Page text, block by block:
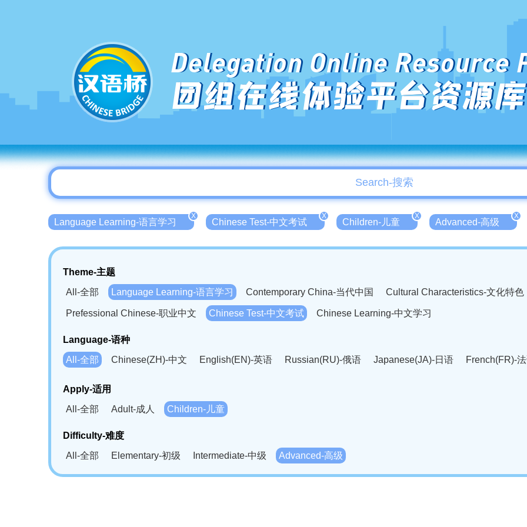
Delegation Online Resource
团组在线体验平台资源库
Language Learning-语言学习
X
Chinese Test-中文考试
X
Children-儿童
X
Advanced-高级
X
Theme-主题
All-全部
Language Learning-语言学习 Contemporary China-当代中国 Cultural Characteristics-文化特色
Prefessional Chinese-职业中文 Chinese Test-中文考试 Chinese Learning-中文学习
Language-语种
All-全部
Chinese(ZH)-中文 English(EN)-英语 Russian(RU)-俄语 Japanese(JA)-日语
French(FR)-
Bahasa Melayu(MS)-马来语
Swahili(SW)-斯瓦西里语
Kampuchea(KH)-柬埔寨语
Apply-适用
All-全部
Adult-成人 Children-儿童
Difficulty-难度
All-全部
Elementary-初级 Intermediate-中级 Advanced-高级